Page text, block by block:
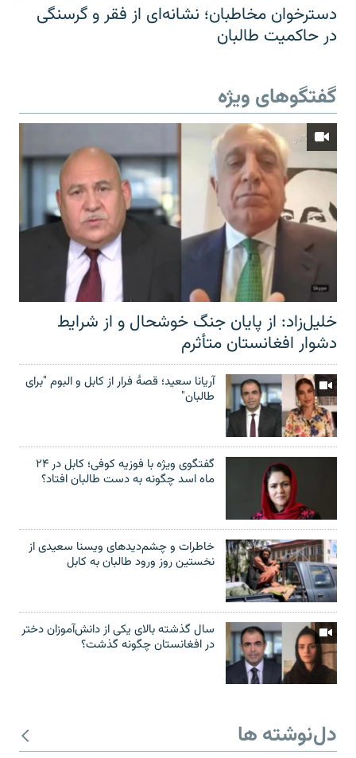
دسترخوان مخاطبان؛ نشانه‌ای از فقر و گرسنگی
در حاکمیت طالبان
گفتگوهای ویژه
خلیل‌زاد: از پایان جنگ خوشحال و از شرایط
دشوار افغانستان متأثرم
آریانا سعید؛ قصۀ فرار از کابل و البوم "برای
طالبان"
گفتگوی ویژه با فوزیه کوفی؛ کابل در ۲۴
ماه اسد چگونه به دست طالبان افتاد؟
خاطرات و چشم‌دید‌های ویسنا سعیدی از
نخستین روز ورود طالبان به کابل
سال گذشته بالای یکی از دانش‌آموزان دختر
در افغانستان چگونه گذشت؟
دل‌نوشته ها